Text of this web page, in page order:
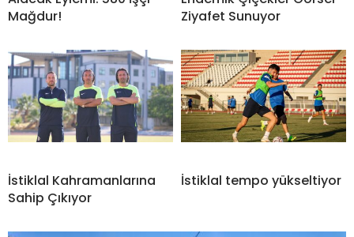
Mağdur!
Ziyafet Sunuyor
İstiklal Kahramanlarına
Sahip Çıkıyor
İstiklal tempo yükseltiyor